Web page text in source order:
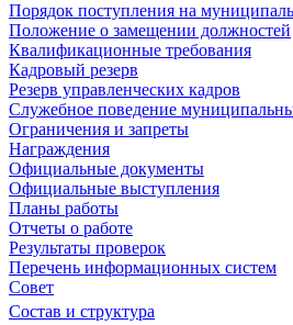
Порядок поступления на
Положение о замещении должностей
Квалификационные требования
Кадровый резерв
Резерв управленческих кадров
Служебное поведение
Ограничения и запреты
Награждения
Официальные документы
Официальные выступления
Планы работы
Отчеты о работе
Результаты проверок
Перечень информационных систем
Совет
Состав и структура